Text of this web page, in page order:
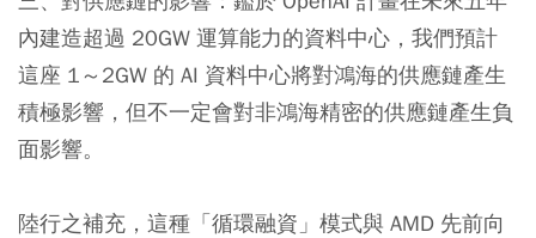
內建造超過 20GW 運算能力的資料中心，我們預計
這座 1～2GW 的 AI 資料中心將對鴻海的供應鏈產生
積極影響，但不一定會對非鴻海精密的供應鏈產生負
面影響。
陸行之補充，這種「循環融資」模式與 AMD 先前向